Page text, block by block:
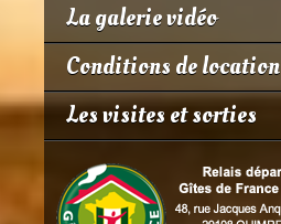
La galerie vidéo
Conditions de location
Les visites et sorties